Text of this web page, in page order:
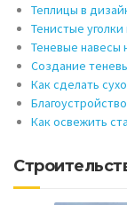
Теплицы в
Тенистые уголки
Теневые навесы
Создание
Как сделать
Как освежить